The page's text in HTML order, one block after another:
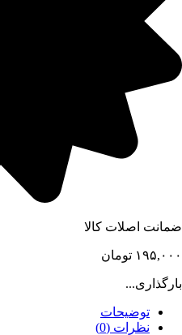
ضمانت اصلات کالا
۱۹۵,۰۰۰ تومان
بارگذاری...
توضیحات
نظرات (0)